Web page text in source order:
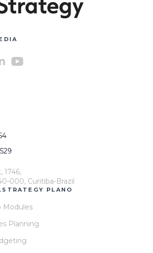
1746,
000, Curitiba-Brazil
PLANO
Modules
Planning